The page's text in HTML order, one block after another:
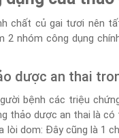
chất củ gai tươi nên
2 nhóm công dụng
dược an thai
bệnh các triệu
thảo dược an thai là
lòi dom: Đây cũng là 1